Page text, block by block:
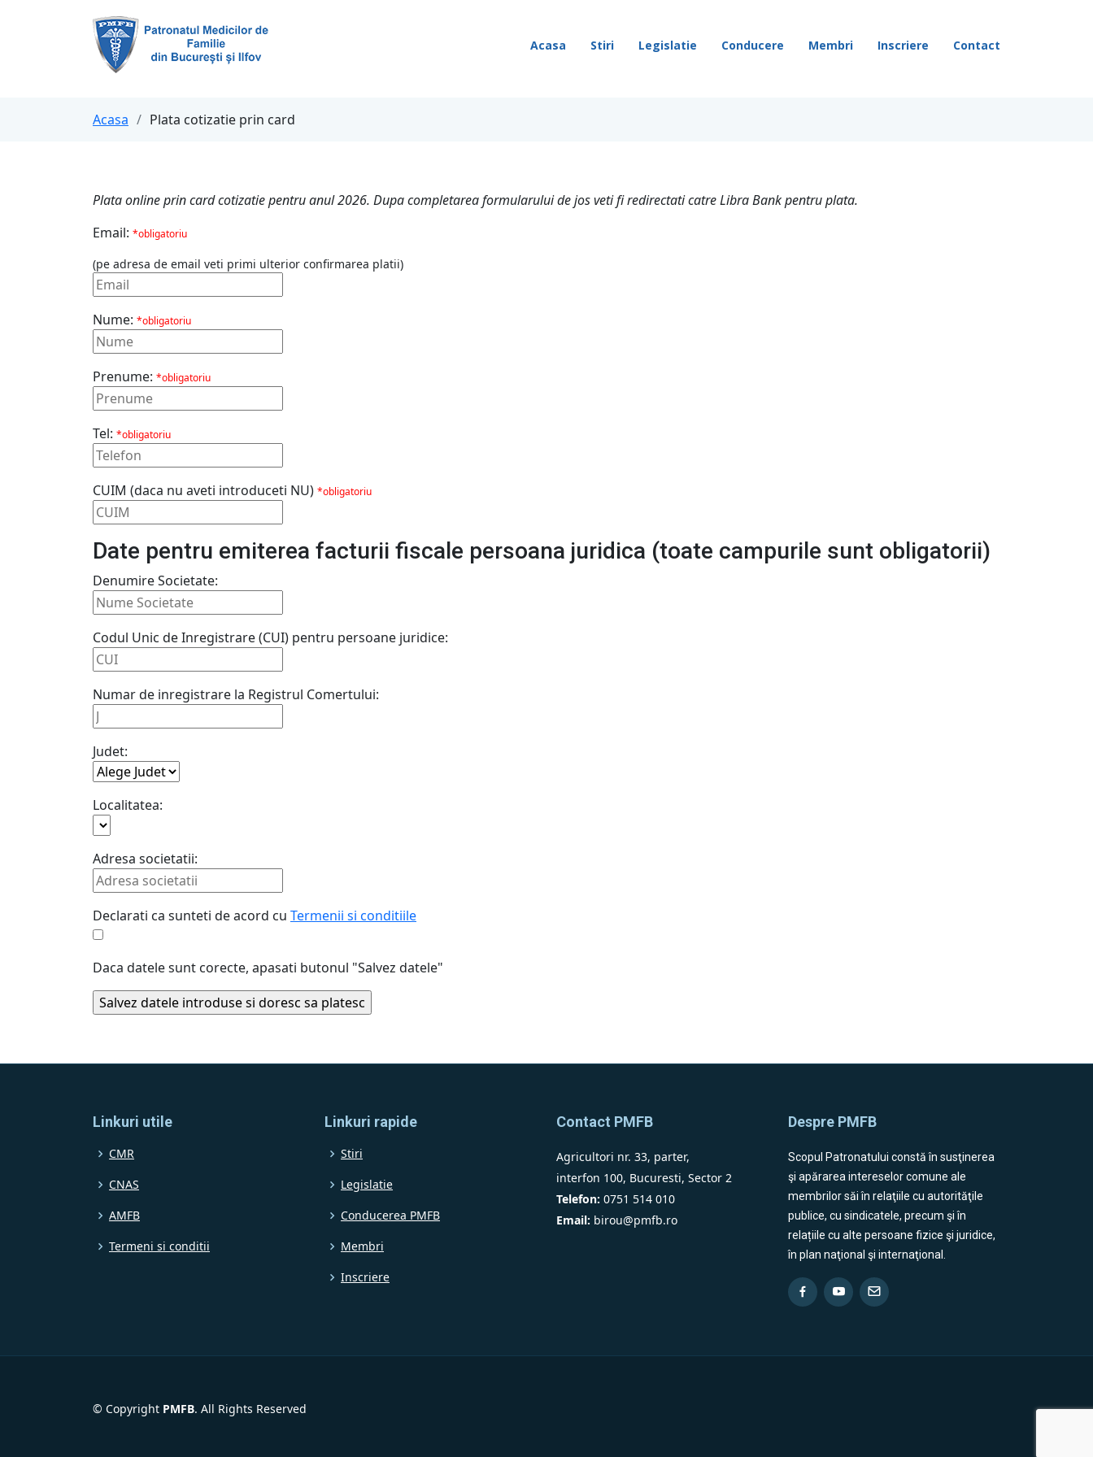
Acasa Stiri Legislatie Conducere Membri Inscriere Contact
Acasa Plata cotizatie prin card
Plata online prin card cotizatie pentru anul 2026. Dupa completarea formularului de jos veti fi redirectati catre Libra Bank pentru plata.
Email: *obligatoriu
(pe adresa de email veti primi ulterior confirmarea platii)
Nume: *obligatoriu
Prenume: *obligatoriu
Tel: *obligatoriu
CUIM (daca nu aveti introduceti NU) *obligatoriu
Date pentru emiterea facturii fiscale persoana juridica (toate campurile sunt obligatorii)
Denumire Societate:
Codul Unic de Inregistrare (CUI) pentru persoane juridice:
Numar de inregistrare la Registrul Comertului:
Judet:
Localitatea:
Adresa societatii:
Declarati ca sunteti de acord cu Termenii si conditiile
Daca datele sunt corecte, apasati butonul "Salvez datele"
Linkuri utile
CMR
CNAS
AMFB
Termeni si conditii
Linkuri rapide
Stiri
Legislatie
Conducerea PMFB
Membri
Inscriere
Contact PMFB
Agricultori nr. 33, parter,
interfon 100, Bucuresti, Sector 2
Telefon: 0751 514 010
Email: birou@pmfb.ro
Despre PMFB
Scopul Patronatului constă în susţinerea
şi apărarea intereselor comune ale
membrilor săi în relaţiile cu autorităţile
publice, cu sindicatele, precum şi în
relațiile cu alte persoane fizice şi juridice,
în plan naţional şi internaţional.
© Copyright PMFB. All Rights Reserved